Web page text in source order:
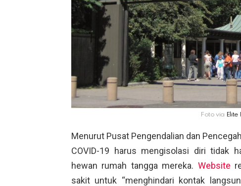
Foto via Elite
Menurut Pusat Pengendalian dan
COVID-19 harus mengisolasi diri tidak
hewan rumah tangga mereka. Website
sakit untuk “menghindari kontak